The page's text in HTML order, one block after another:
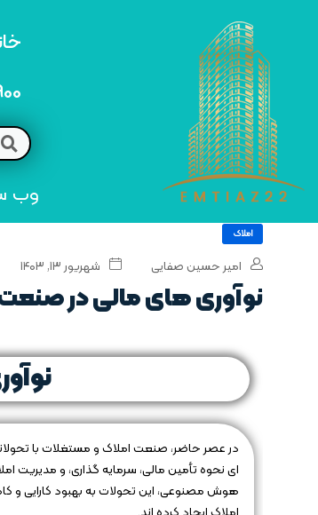
وب سایت امتیاز
املاک
امیر حسین صفایی شهریور ۱۳, ۱۴۰۳
نوآوری‌ های مالی در
در عصر حاضر، صنعت املاک و مستغلات با
ای نحوه تأمین مالی، سرمایه‌ گذاری، و مدیریت
هوش مصنوعی، این تحولات به بهبود کارایی و